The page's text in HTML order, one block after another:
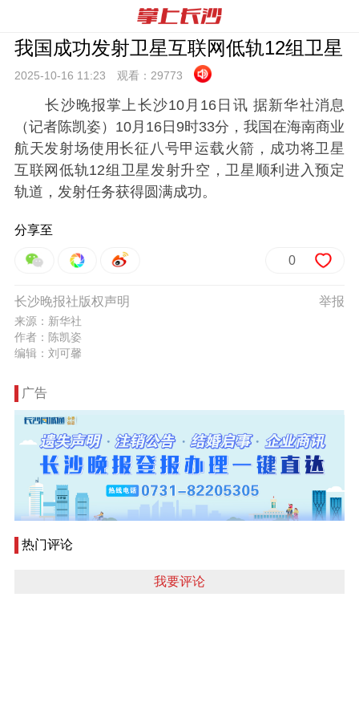
我国成功发射卫星互联网低轨12组卫星
2025-10-16 11:23 观看： 29773
长沙晚报掌上长沙10月16日讯 据新华社消息
（记者陈凯姿）10月16日9时33分，我国在海南商业
航天发射场使用长征八号甲运载火箭，成功将卫星
互联网低轨12组卫星发射升空，卫星顺利进入预定
轨道，发射任务获得圆满成功。
分享至
0
举报
长沙晚报社版权声明
来源：新华社
作者：陈凯姿
编辑：刘可馨
广告
热门评论
我要评论